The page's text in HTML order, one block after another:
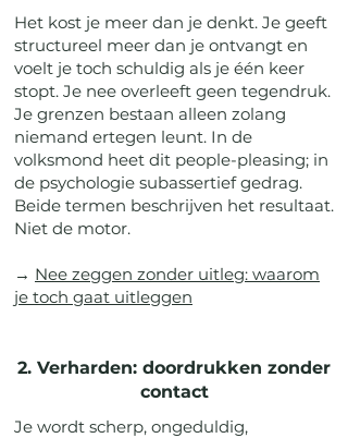
Het kost je meer dan je denkt. Je geeft
structureel meer dan je ontvangt en
voelt je toch schuldig als je één keer
stopt. Je nee overleeft geen tegendruk.
Je grenzen bestaan alleen zolang
niemand ertegen leunt. In de
volksmond heet dit people-pleasing; in
de psychologie subassertief gedrag.
Beide termen beschrijven het resultaat.
Niet de motor.
→ Nee zeggen zonder uitleg: waarom
je toch gaat uitleggen
2. Verharden: doordrukken zonder
contact
Je wordt scherp, ongeduldig,